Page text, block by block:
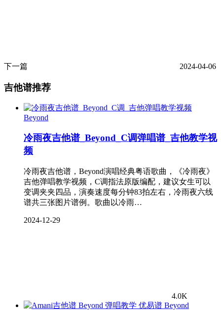
下一篇 2024-04-06
吉他谱推荐
Beyond
冷雨夜吉他谱_Beyond_C调弹唱谱_吉他教学视
频
冷雨夜吉他谱，Beyond演唱经典粤语歌曲，《冷雨夜》
吉他弹唱教学视频，C调指法原版编配，建议女生可以
变调夹夹四品，演奏速度每分钟83拍左右，冷雨夜六线
谱共三张图片谱例。歌曲以冷雨…
2024-12-29
4.0K
Beyond